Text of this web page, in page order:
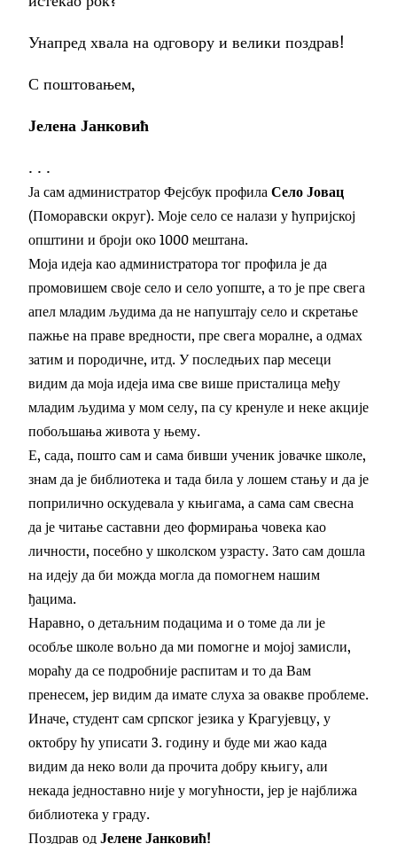
Унапред хвала на одговору и велики поздрав!
С поштовањем,
Јелена Јанковић
. . .
Ја сам администратор Фејсбук профилаСело Јовац
(Поморавски округ). Моје село се налази у ћупријској
општини и броји око 1000 мештана.
Моја идеја као администратора тог профила је да
промовишем своје село и село уопште, а то је пре свега
апел младим људима да не напуштају село и скретање
пажње на праве вредности, пре свега моралне, а одмах
затим и породичне, итд. У последњих пар месеци
видим да моја идеја има све више присталица међу
младим људима у мом селу, па су кренуле и неке акције
побољшања живота у њему.
Е, сада, пошто сам и сама бивши ученик јовачке школе,
знам да је библиотека и тада била у лошем стању и да је
поприлично оскудевала у књигама, а сама сам свесна
да је читање саставни део формирања човека као
личности, посебно у школском узрасту. Зато сам дошла
на идеју да би можда могла да помогнем нашим
ђацима.
Наравно, о детаљним подацима и о томе да ли је
особље школе вољно да ми помогне и мојој замисли,
мораћу да се подробније распитам и то да Вам
пренесем, јер видим да имате слуха за овакве проблеме.
Иначе, студент сам српског језика у Крагујевцу, у
октобру ћу уписати 3. годину и буде ми жао када
видим да неко воли да прочита добру књигу, али
некада једноставно није у могућности, јер је најближа
библиотека у граду.
Поздрав одЈелене Јанковић!